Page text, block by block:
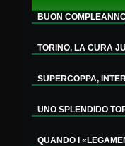
BUON
TORINO, LA CURA
SUPERCOPPA,
UNO SPLENDIDO
QUANDO I